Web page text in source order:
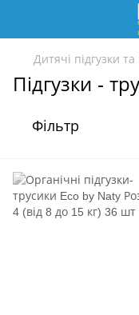
Дитячі підгузки
Підгузки -
Фільтр